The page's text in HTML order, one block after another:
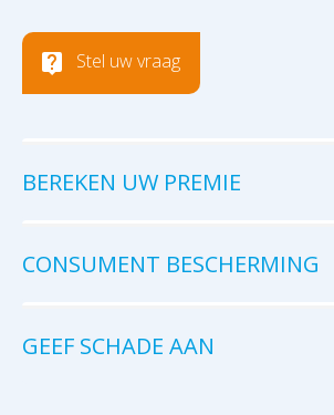
Stel uw vraag
BEREKEN UW PREMIE
CONSUMENT BESCHERMING
GEEF SCHADE AAN